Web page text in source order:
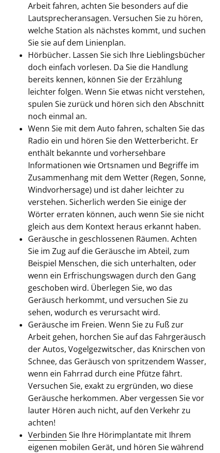
Arbeit fahren, achten Sie besonders auf die
Lautsprecheransagen. Versuchen Sie zu hören,
welche Station als nächstes kommt, und suchen
Sie sie auf dem Linienplan.
Hörbücher. Lassen Sie sich Ihre Lieblingsbücher
doch einfach vorlesen. Da Sie die Handlung
bereits kennen, können Sie der Erzählung
leichter folgen. Wenn Sie etwas nicht verstehen,
spulen Sie zurück und hören sich den Abschnitt
noch einmal an.
Wenn Sie mit dem Auto fahren, schalten Sie das
Radio ein und hören Sie den Wetterbericht. Er
enthält bekannte und vorhersehbare
Informationen wie Ortsnamen und Begriffe im
Zusammenhang mit dem Wetter (Regen, Sonne,
Windvorhersage) und ist daher leichter zu
verstehen. Sicherlich werden Sie einige der
Wörter erraten können, auch wenn Sie sie nicht
gleich aus dem Kontext heraus erkannt haben.
Geräusche in geschlossenen Räumen. Achten
Sie im Zug auf die Geräusche im Abteil, zum
Beispiel Menschen, die sich unterhalten, oder
wenn ein Erfrischungswagen durch den Gang
geschoben wird. Überlegen Sie, wo das
Geräusch herkommt, und versuchen Sie zu
sehen, wodurch es verursacht wird.
Geräusche im Freien. Wenn Sie zu Fuß zur
Arbeit gehen, horchen Sie auf das Fahrgeräusch
der Autos, Vogelgezwitscher, das Knirschen von
Schnee, das Geräusch von spritzendem Wasser,
wenn ein Fahrrad durch eine Pfütze fährt.
Versuchen Sie, exakt zu ergründen, wo diese
Geräusche herkommen. Aber vergessen Sie vor
lauter Hören auch nicht, auf den Verkehr zu
achten!
Verbinden Sie Ihre Hörimplantate mit Ihrem
eigenen mobilen Gerät, und hören Sie während